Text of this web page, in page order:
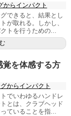
からインパクト
できると、結果とし
が取れる。しかし、
トを行うための...
覚を体感する方
からインパクト
でいわゆるハンドレ
とは、クラブヘッド
ていることを指...